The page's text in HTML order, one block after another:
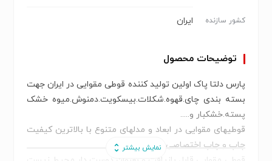
کشور سازنده ایران
توضیحات محصول
پارس دلتا پاک اولین تولید کننده قوطی مقوایی در ایران جهت
بسته بندی چای.قهوه.شکلات.بیسکویت.دمنوش.میوه خشک
پسته.خشکبار و.....
قوطیهای مقوایی در ابعاد و مدلهای متنوع با بالاترین کیفیت
چاپ و چاپ اختصاصی